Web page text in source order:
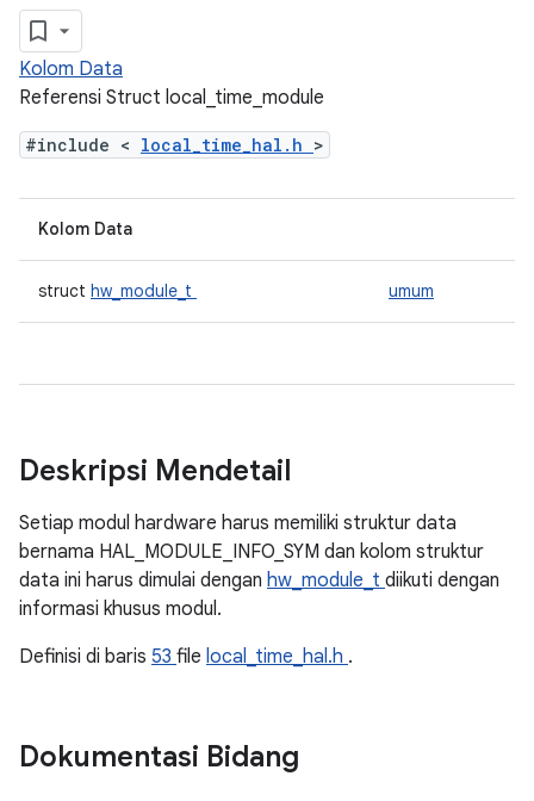
Kolom Data
Referensi Struct local_time_module
#include < local_time_hal.h >
Kolom Data
struct hw_module_t umum
Deskripsi Mendetail
Setiap modul hardware harus memiliki struktur data
bernama HAL_MODULE_INFO_SYM dan kolom struktur
data ini harus dimulai dengan hw_module_t diikuti dengan
informasi khusus modul.
Definisi di baris 53 file local_time_hal.h .
Dokumentasi Bidang